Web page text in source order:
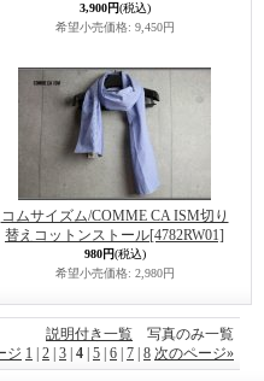
3,900円(税込)
希望小売価格: 9,450円
コムサイズム/COMME CA ISM切り
替えコットンストール[4782RW01]
980円(税込)
希望小売価格: 2,980円
説明付き一覧 写真のみ一覧
ジ 1 2 3 4 5 6 7 8 次のページ»